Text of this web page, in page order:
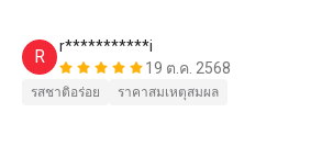
R
r***********i
19 ต.ค. 2568
รสชาติอร่อย ราคาสมเหตุสมผล